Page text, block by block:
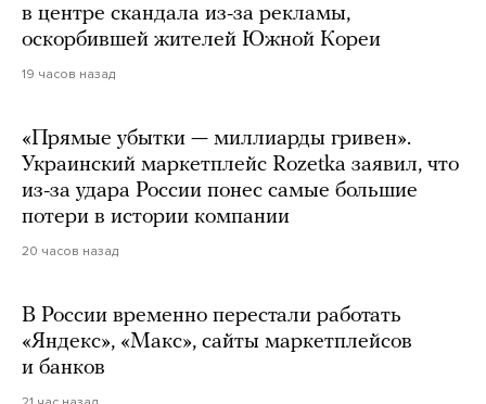
в центре скандала из-за рекламы,
оскорбившей жителей Южной Кореи
19 часов назад
«Прямые убытки — миллиарды гривен».
Украинский маркетплейс Rozetka заявил, что
из-за удара России понес самые большие
потери в истории компании
20 часов назад
В России временно перестали работать
«Яндекс», «Макс», сайты маркетплейсов
и банков